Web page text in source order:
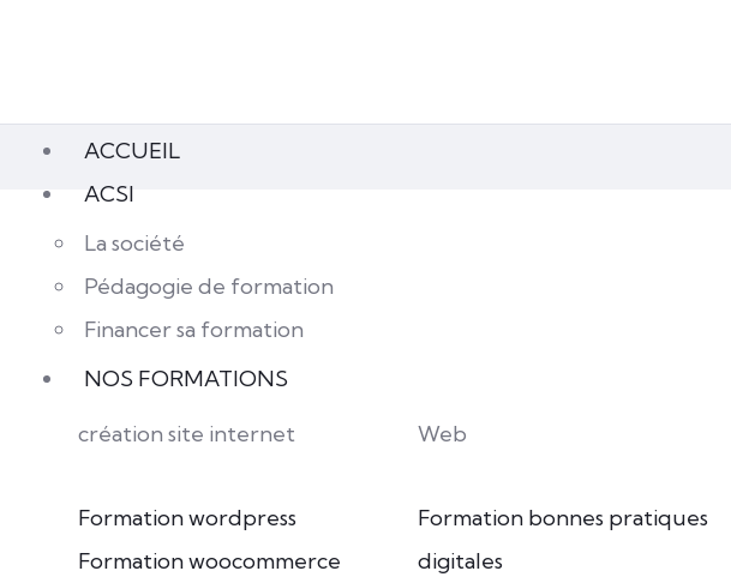
ACCUEIL
ACSI
La société
Pédagogie de formation
Financer sa formation
NOS FORMATIONS
création site internet
Formation wordpress
Formation woocommerce
Web
Formation bonnes pratiques
digitales